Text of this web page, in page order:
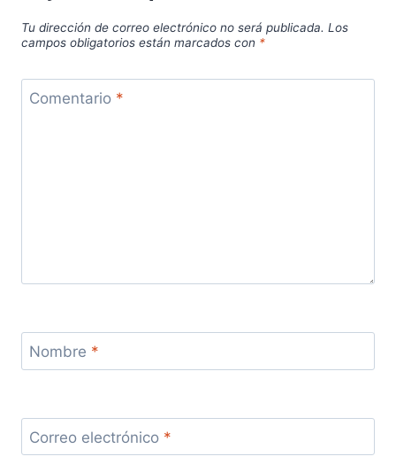
Tu dirección de correo electrónico no será publicada. Los
campos obligatorios están marcados con *
Comentario *
Nombre *
Correo electrónico *